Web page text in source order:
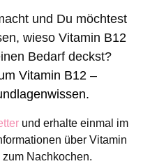
und Du möchtest
wieso Vitamin B12
Bedarf deckst?
Vitamin B12 –
und erhalte einmal im
über Vitamin
Nachkochen.